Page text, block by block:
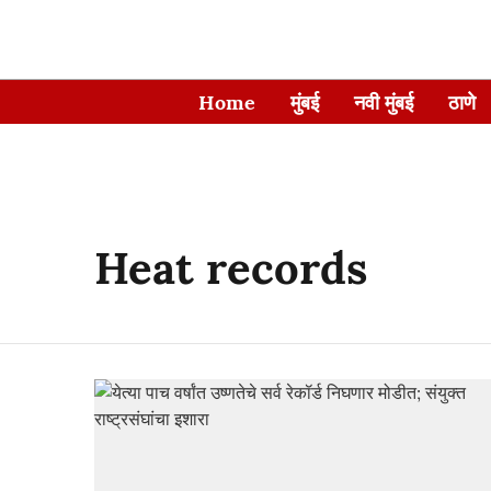
Home मुंबई नवी मुंबई ठाणे
Heat records